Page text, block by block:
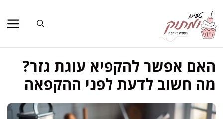
לתוכן
האם אפשר להקפיא עוגת גזר?
מה חשוב לדעת לפני ההקפאה